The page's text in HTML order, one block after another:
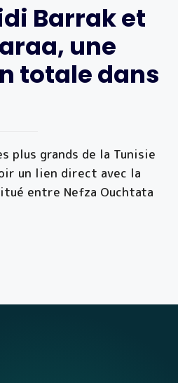
Barrak et
une
totale dans
plus grands de la Tunisie
un lien direct avec la
entre Nefza Ouchtata